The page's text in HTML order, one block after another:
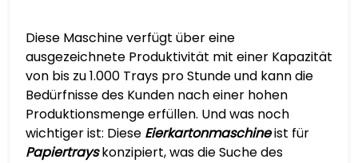
Diese Maschine verfügt über eine
ausgezeichnete Produktivität mit einer Kapazität
von bis zu 1.000 Trays pro Stunde und kann die
Bedürfnisse des Kunden nach einer hohen
Produktionsmenge erfüllen. Und was noch
wichtiger ist: Diese Eierkartonmaschineist für
Papiertrayskonzipiert, was die Suche des